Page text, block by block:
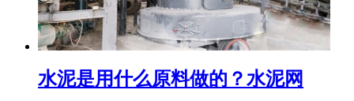
水泥是用什么原料做的？水泥网